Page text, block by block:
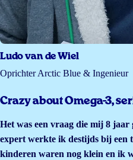
Ludo van de Wiel
Oprichter Arctic Blue & Ingenieur
Crazy about Omega-3,
Het was een vraag die mij 8 jaar
expert werkte ik destijds bij
kinderen waren nog klein en ik